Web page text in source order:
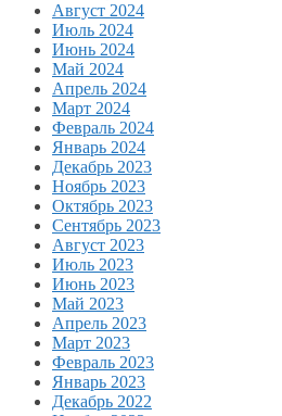
Август 2024
Июль 2024
Июнь 2024
Май 2024
Апрель 2024
Март 2024
Февраль 2024
Январь 2024
Декабрь 2023
Ноябрь 2023
Октябрь 2023
Сентябрь 2023
Август 2023
Июль 2023
Июнь 2023
Май 2023
Апрель 2023
Март 2023
Февраль 2023
Январь 2023
Декабрь 2022